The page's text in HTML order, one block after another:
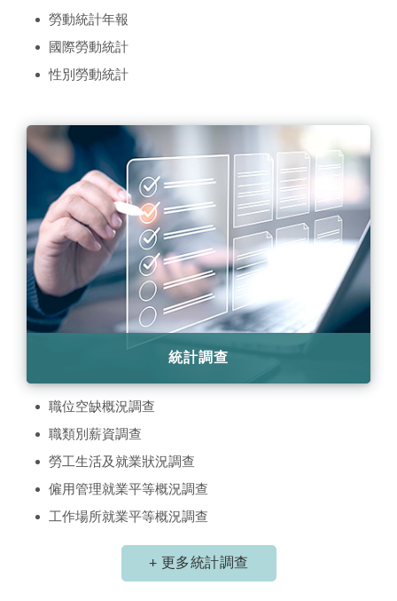
勞動統計年報
國際勞動統計
性別勞動統計
統計調查
職位空缺概況調查
職類別薪資調查
勞工生活及就業狀況調查
僱用管理就業平等概況調查
工作場所就業平等概況調查
+ 更多統計調查